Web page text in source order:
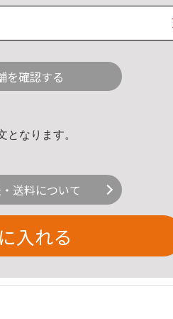
を確認する
となります。
送料について
入れる